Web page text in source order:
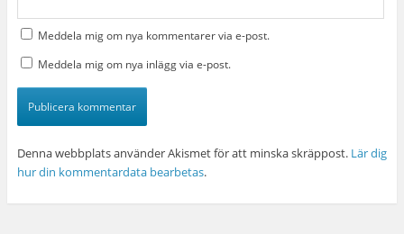
Meddela mig om nya kommentarer via e-post.
Meddela mig om nya inlägg via e-post.
Denna webbplats använder Akismet för att minska skräppost. Lär dig
hur din kommentardata bearbetas.